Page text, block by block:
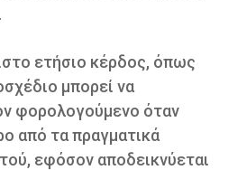
ετήσιο κέρδος, όπως
μπορεί να
φορολογούμενο όταν
από τα πραγματικά
εφόσον αποδεικνύεται